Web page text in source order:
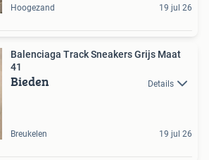
Hoogezand 19 jul 26
Balenciaga Track Sneakers Grijs Maat
41
Bieden Details
Breukelen 19 jul 26